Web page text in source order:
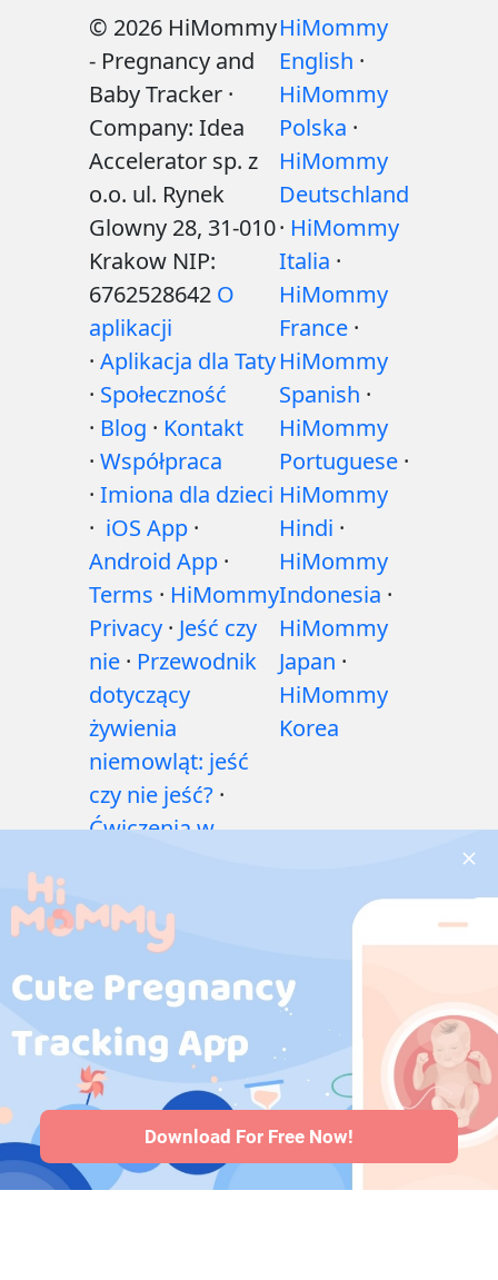
© 2026 HiMommy
- Pregnancy and
Baby Tracker ·
Company: Idea
Accelerator sp. z
o.o. ul. Rynek
Glowny 28, 31-010
Krakow NIP:
6762528642 O
aplikacji
· Aplikacja dla Taty
· Społeczność
· Blog · Kontakt
· Współpraca
· Imiona dla dzieci
· iOS App ·
Android App ·
Terms · HiMommy
Privacy · Jeść czy
nie · Przewodnik
dotyczący
żywienia
niemowląt: jeść
czy nie jeść? ·
Ćwiczenia w
zdrowotne w
czasie ciąży
w ciąży·Problemy
zdrowotne
niemowląt·
Artykuły·Polityka
redakcyjna
HiMommy
English ·
HiMommy
Polska ·
HiMommy
Deutschland
· HiMommy
Italia ·
HiMommy
France ·
HiMommy
Spanish ·
HiMommy
Portuguese ·
HiMommy
Hindi ·
HiMommy
Indonesia ·
HiMommy
Japan ·
HiMommy
Korea
Download For Free Now!